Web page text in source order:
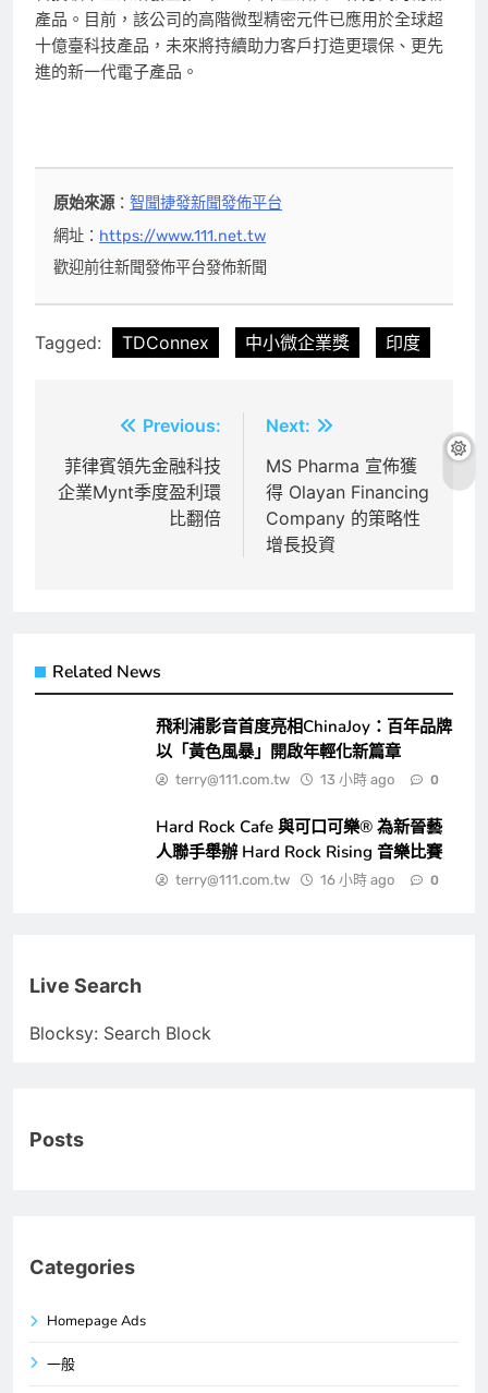
產品。目前，該公司的高階微型精密元件已應用於全球超
十億臺科技產品，未來將持續助力客戶打造更環保、更先
進的新一代電子產品。
原始來源：智聞捷發新聞發佈平台
網址： https://www.111.net.tw
歡迎前往新聞發佈平台發佈新聞
Tagged: TDConnex 中小微企業獎 印度
章
導
Previous:
菲律賓領先金融科技
企業Mynt季度盈利環
比翻倍
Next:
MS Pharma 宣佈獲
得 Olayan Financing
Company 的策略性
增長投資
Related News
飛利浦影音首度亮相ChinaJoy：百年品牌
以「黃色風暴」開啟年輕化新篇章
terry@111.com.tw 13 小時 ago 0
Hard Rock Cafe 與可口可樂® 為新晉藝
人聯手舉辦 Hard Rock Rising 音樂比賽
terry@111.com.tw 16 小時 ago 0
Live Search
Blocksy: Search Block
Posts
Categories
Homepage Ads
一般